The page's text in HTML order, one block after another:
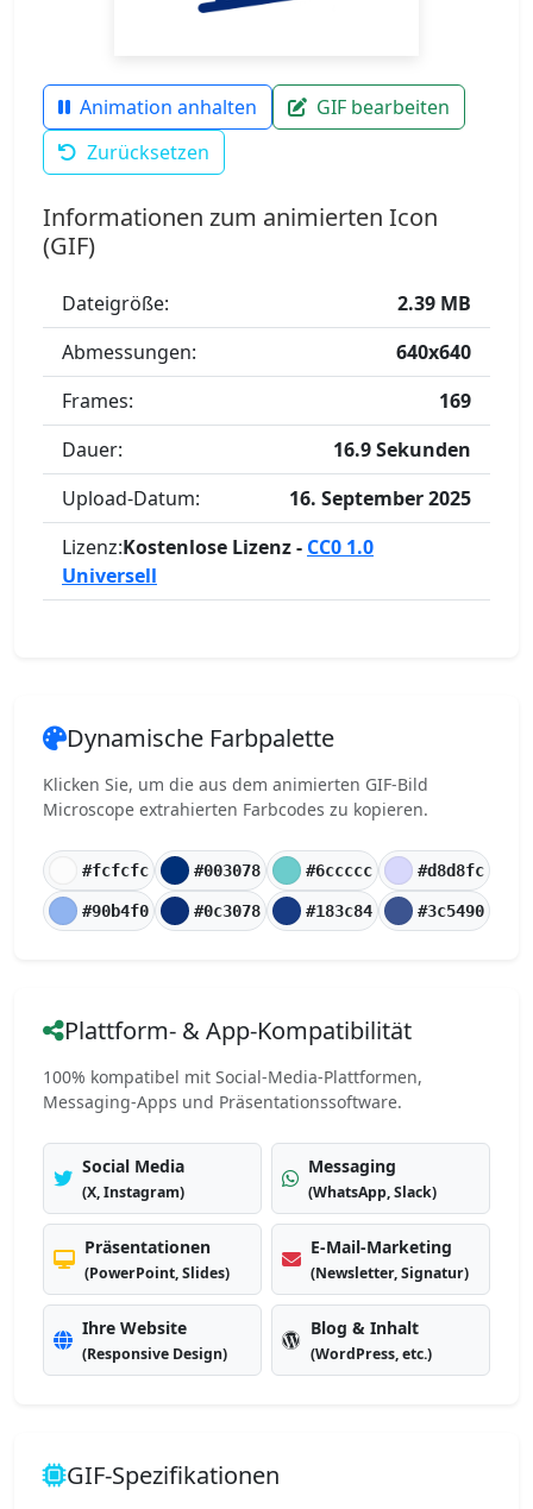
Animation anhalten
GIF bearbeiten
Zurücksetzen
Informationen zum animierten Icon
(GIF)
Dateigröße:
2.39 MB
Abmessungen:
640x640
Frames:
169
Dauer:
16.9 Sekunden
Upload-Datum:
16. September 2025
Lizenz:Kostenlose Lizenz - CC0 1.0
Universell
Dynamische Farbpalette
Klicken Sie, um die aus dem animierten GIF-Bild
Microscope extrahierten Farbcodes zu kopieren.
#fcfcfc #003078 #6ccccc #d8d8fc
#90b4f0 #0c3078 #183c84 #3c5490
Plattform- & App-Kompatibilität
100% kompatibel mit Social-Media-Plattformen,
Messaging-Apps und Präsentationssoftware.
Social Media
(X, Instagram)
Messaging
(WhatsApp, Slack)
Präsentationen
(PowerPoint, Slides)
E-Mail-Marketing
(Newsletter, Signatur)
Ihre Website
(Responsive Design)
Blog & Inhalt
(WordPress, etc.)
GIF-Spezifikationen